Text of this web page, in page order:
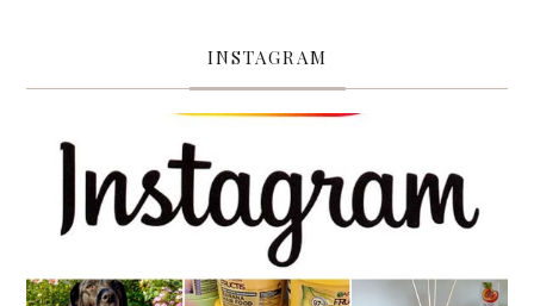
INSTAGRAM